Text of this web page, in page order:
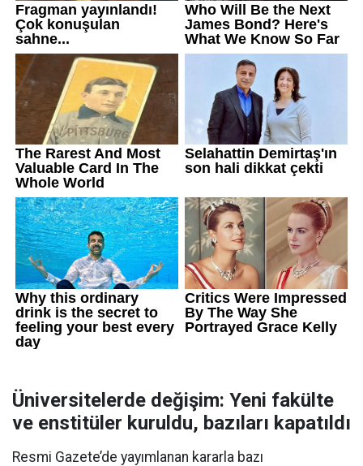
Üniversitelerde değişim: Yeni fakülte
ve enstitüler kuruldu, bazıları kapatıldı
Resmi Gazete’de yayımlanan kararla bazı